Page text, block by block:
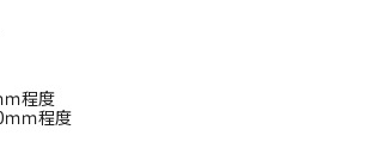
ｍ程度
ｍ程度